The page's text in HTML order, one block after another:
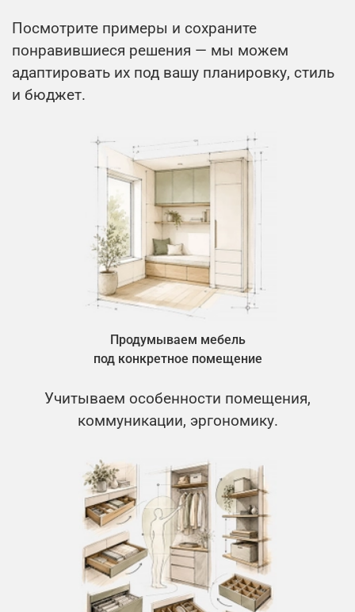
Посмотрите примеры и сохраните
понравившиеся решения — мы можем
адаптировать их под вашу планировку, стиль
и бюджет.
Продумываем мебель
под конкретное помещение
Учитываем особенности помещения,
коммуникации, эргономику.